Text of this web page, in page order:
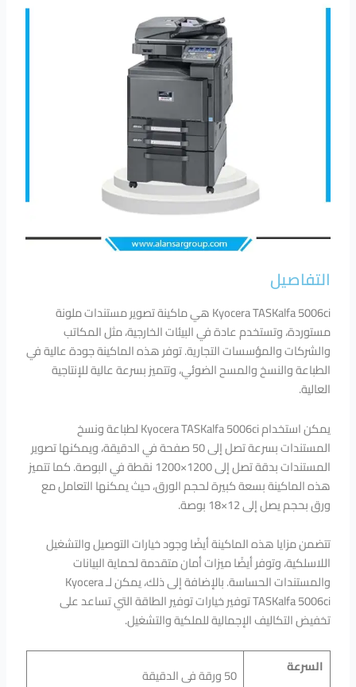
التفاصيل
Kyocera TASKalfa 5006ci هي ماكينة تصوير مستندات ملونة
مستوردة، وتستخدم عادة في البيئات الخارجية، مثل المكاتب
والشركات والمؤسسات التجارية. توفر هذه الماكينة جودة عالية في
الطباعة والنسخ والمسح الضوئي، وتتميز بسرعة عالية للإنتاجية
العالية.
يمكن استخدام Kyocera TASKalfa 5006ci لطباعة ونسخ
المستندات بسرعة تصل إلى 50 صفحة في الدقيقة، ويمكنها تصوير
المستندات بدقة تصل إلى 1200×1200 نقطة في البوصة. كما تتميز
هذه الماكينة بسعة كبيرة لحجم الورق، حيث يمكنها التعامل مع
ورق بحجم يصل إلى 12×18 بوصة.
تتضمن مزايا هذه الماكينة أيضًا وجود خيارات التوصيل والتشغيل
اللاسلكية، وتوفر أيضًا ميزات أمان متقدمة لحماية البيانات
والمستندات الحساسة. بالإضافة إلى ذلك، يمكن لـ Kyocera
TASKalfa 5006ci توفير خيارات توفير الطاقة التي تساعد على
تخفيض التكاليف الإجمالية للملكية والتشغيل.
السرعة
50 ورقة فى الدقيقة